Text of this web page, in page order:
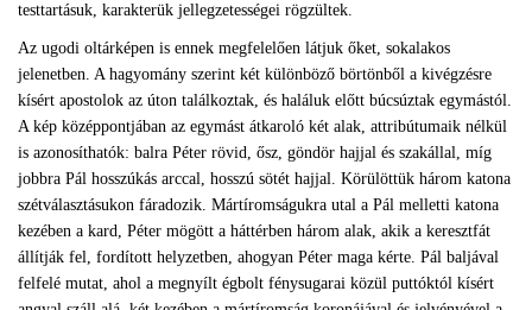
testtartásuk, karakterük jellegzetességei rögzültek.
Az ugodi oltárképen is ennek megfelelően látjuk őket, sokalakos
jelenetben. A hagyomány szerint két különböző börtönből a kivégzésre
kísért apostolok az úton találkoztak, és haláluk előtt búcsúztak egymástól.
A kép középpontjában az egymást átkaroló két alak, attribútumaik nélkül
is azonosíthatók: balra Péter rövid, ősz, göndör hajjal és szakállal, míg
jobbra Pál hosszúkás arccal, hosszú sötét hajjal. Körülöttük három katona
szétválasztásukon fáradozik. Mártíromságukra utal a Pál melletti katona
kezében a kard, Péter mögött a háttérben három alak, akik a keresztfát
állítják fel, fordított helyzetben, ahogyan Péter maga kérte. Pál baljával
felfelé mutat, ahol a megnyílt égbolt fénysugarai közül puttóktól kísért